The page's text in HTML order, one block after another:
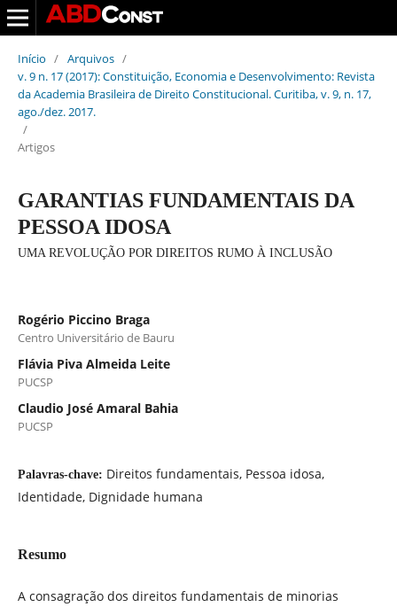
Início / Arquivos /
v. 9 n. 17 (2017): Constituição, Economia e Desenvolvimento: Revista
da Academia Brasileira de Direito Constitucional. Curitiba, v. 9, n. 17,
ago./dez. 2017.
/
Artigos
GARANTIAS FUNDAMENTAIS DA
PESSOA IDOSA
UMA REVOLUÇÃO POR DIREITOS RUMO À INCLUSÃO
Rogério Piccino Braga
Centro Universitário de Bauru
Flávia Piva Almeida Leite
PUCSP
Claudio José Amaral Bahia
PUCSP
Palavras-chave: Direitos fundamentais, Pessoa idosa,
Identidade, Dignidade humana
Resumo
A consagração dos direitos fundamentais de minorias